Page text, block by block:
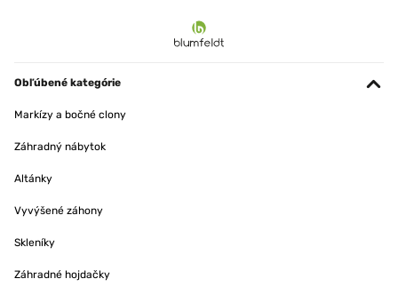
Obľúbené kategórie
Markízy a bočné clony
Záhradný nábytok
Altánky
Vyvýšené záhony
Skleníky
Záhradné hojdačky